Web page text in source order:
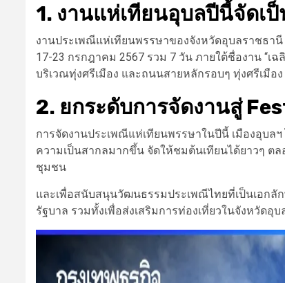
1. งานแห่เทียนอุบลปีนี้จัดเ
งานประเพณีแห่เทียนพรรษาของจังหวัดอุบลราชธา
17-23 กรกฎาคม 2567 รวม 7 วัน ภายใต้ชื่องาน “เ
บริเวณทุ่งศรีเมือง และถนนสายหลักรอบๆ ทุ่งศรีเมือ
2. ยกระดับการจัดงานสู่
การจัดงานประเพณีแห่เทียนพรรษาในปีนี้ เมืองอุบล
ความเป็นสากลมากขึ้น จัดให้ชมต้นเทียนได้ยาวๆ ต
ชุมชน
และเพื่อสนับสนุนวัฒนธรรมประเพณีไทยที่เป็นเอกลั
รัฐบาล รวมทั้งเพื่อส่งเสริมการท่องเที่ยวในจังหวัดอุ